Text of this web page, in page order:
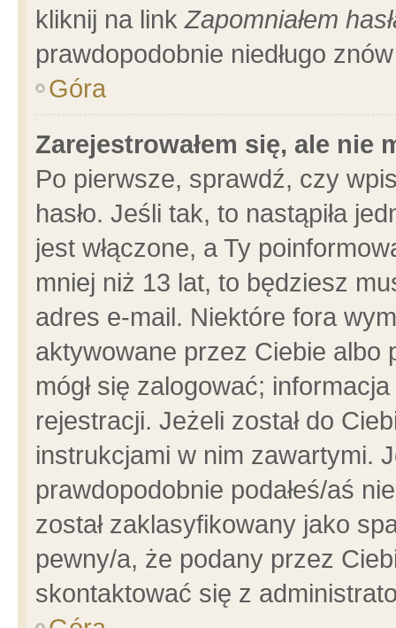
kliknij na linkZapomniałem
prawdopodobnie niedługo
Góra
Zarejestrowałem się, ale nie
Po pierwsze, sprawdź, czy
hasło. Jeśli tak, to nastąpiła
jest włączone, a Ty
mniej niż 13 lat, to będziesz
adres e-mail. Niektóre fora
aktywowane przez Ciebie albo
mógł się zalogować;
rejestracji. Jeżeli został do
instrukcjami w nim zawartymi.
prawdopodobnie podałeś/aś
został zaklasyfikowany jako
pewny/a, że podany przez
skontaktować się z